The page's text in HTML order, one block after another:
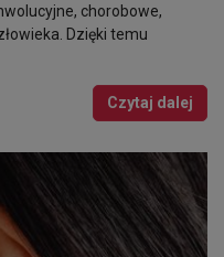
chorobowe,
Dzięki temu
Czytaj dalej